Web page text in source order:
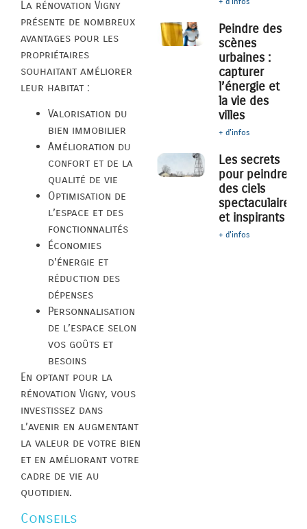
La rénovation Vigny
présente de nombreux
avantages pour les
propriétaires
souhaitant améliorer
leur habitat :
Valorisation du
bien immobilier
Amélioration du
confort et de la
qualité de vie
Optimisation de
l’espace et des
fonctionnalités
Économies
d’énergie et
réduction des
dépenses
Personnalisation
de l’espace selon
vos goûts et
besoins
En optant pour la
rénovation Vigny, vous
investissez dans
l’avenir en augmentant
la valeur de votre bien
et en améliorant votre
cadre de vie au
quotidien.
Conseils
Peindre des
scènes
urbaines :
capturer
l’énergie et
la vie des
villes
+ d'infos
Les secrets
pour peindre
des ciels
spectaculaires
et inspirants
+ d'infos